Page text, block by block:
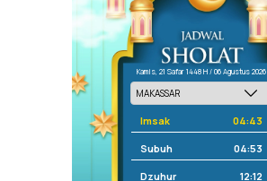
Kamis, 21 Safar 1448 H / 06 Agustus 2026
Imsak 04:43
Subuh 04:53
Dzuhur 12:12